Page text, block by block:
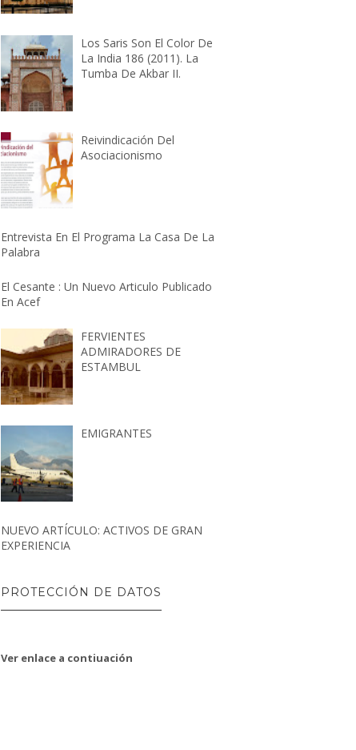
Los Saris Son El Color De
La India 186 (2011). La
Tumba De Akbar II.
Reivindicación Del
Asociacionismo
Entrevista En El Programa La Casa De La
Palabra
El Cesante : Un Nuevo Articulo Publicado
En Acef
FERVIENTES
ADMIRADORES DE
ESTAMBUL
EMIGRANTES
NUEVO ARTÍCULO: ACTIVOS DE GRAN
EXPERIENCIA
PROTECCIÓN DE DATOS
Ver enlace a contiuación